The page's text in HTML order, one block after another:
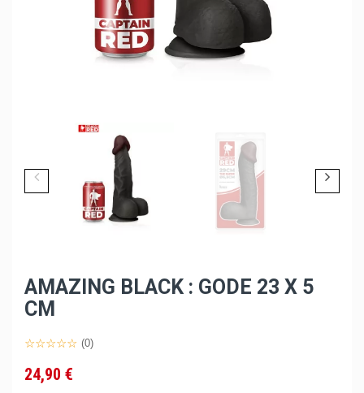
AMAZING BLACK : GODE 23 X 5
CM
(0)
24,90 €